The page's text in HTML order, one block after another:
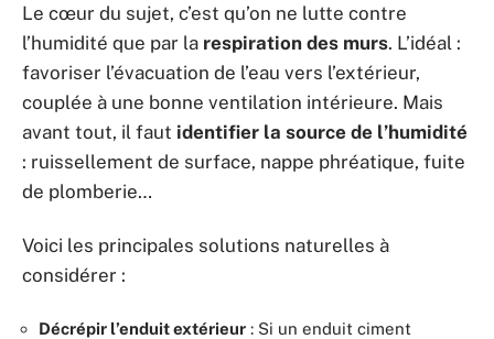
Le cœur du sujet, c’est qu’on ne lutte contre
l’humidité que par la respiration des murs. L’idéal :
favoriser l’évacuation de l’eau vers l’extérieur,
couplée à une bonne ventilation intérieure. Mais
avant tout, il faut identifier la source de l’humidité
: ruissellement de surface, nappe phréatique, fuite
de plomberie…
Voici les principales solutions naturelles à
considérer :
Décrépir l’enduit extérieur : Si un enduit ciment